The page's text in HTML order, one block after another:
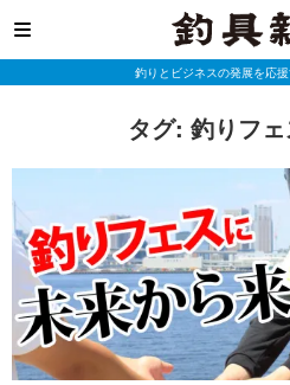
釣りとビジネスの発展を応
タグ: 釣りフ